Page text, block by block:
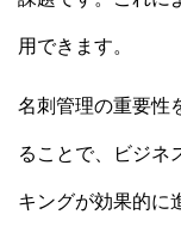
用できます。
名刺管理の重要性
ることで、ビジネ
キングが効果的に